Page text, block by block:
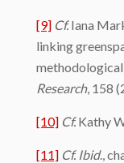
[9] Cf.Iana
linking
methodological
Research, 158
[10] Cf.Kathy
[11] Cf. Ibid.,